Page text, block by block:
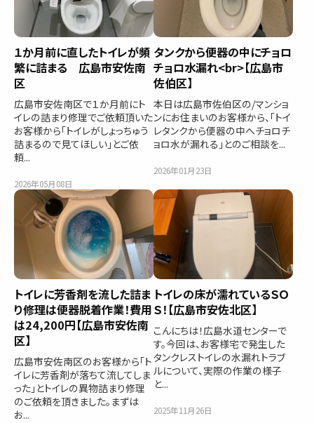
１か月前に直したトイレが頻
繁に詰まる 広島市安佐南
区
広島市安佐南区で１か月前にト
イレの詰まり修理でご依頼頂いた
お客様から「トイレがしょっちゅう
詰まるので見てほしい」とご依
頼...
2026年05月08日
タンクから便器の中にチョロ
チョロ水漏れ<br>【広島市
佐伯区】
本日は広島市佐伯区の/マンショ
ンにお住まいのお客様から、「トイ
レタンクから便器の中へチョロチ
ョロ水が漏れる」とのご相談を...
2026年01月23日
トイレに芳香剤を流した詰ま
り修理は便器脱着作業！費用
は24,200円【広島市安佐南
区】
広島市安佐南区のお客様から「ト
イレに芳香剤が落ちて流してしま
った」とトイレの異物詰まり修理
のご依頼を頂きました。まずは
お...
トイレの床が濡れているＳＯ
Ｓ！【広島市安佐北区】
こんにちは！広島水道センターで
す。今回は、お客様宅で発生した
タンクレストイレの水漏れトラブ
ルについて、実際の作業の様子
と...
2025年11月26日